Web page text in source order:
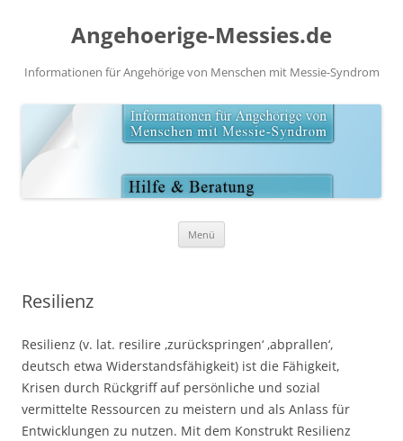
Angehoerige-Messies.de
Informationen für Angehörige von Menschen mit Messie-Syndrom
Menü
Resilienz
Resilienz (v. lat. resilire ‚zurückspringen‘ ‚abprallen‘,
deutsch etwa Widerstandsfähigkeit) ist die Fähigkeit,
Krisen durch Rückgriff auf persönliche und sozial
vermittelte Ressourcen zu meistern und als Anlass für
Entwicklungen zu nutzen. Mit dem Konstrukt Resilienz